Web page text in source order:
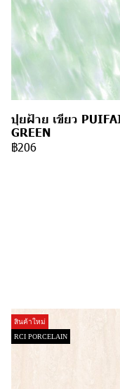
ปุยฝ้าย เขียว
GREEN
฿206
สินค้าใหม่
RCI PORCELAIN